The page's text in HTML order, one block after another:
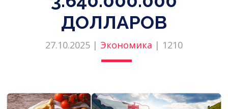
ДОЛЛАРОВ
27.10.2025 | Экономика | 1210